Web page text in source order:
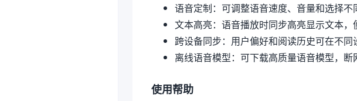
语音定制：可调整语音速度、音量和选择不
文本高亮：语音播放时同步高亮显示文本，
跨设备同步：用户偏好和阅读历史可在不同
离线语音模型：可下载高质量语音模型，断
使用帮助